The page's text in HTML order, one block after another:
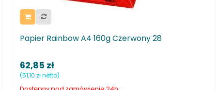
160g Czerwony 28 PAPIER KSERO A-4